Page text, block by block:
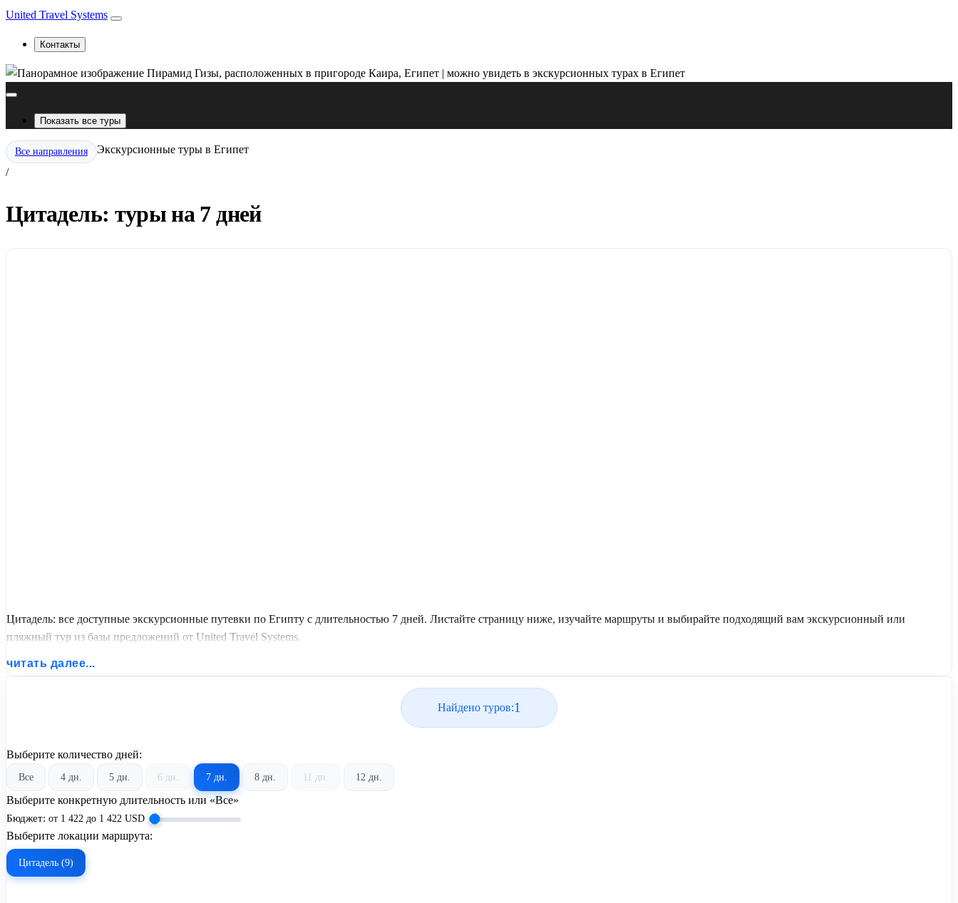
United Travel Systems
Контакты
Показать все туры
Все направления
/
Экскурсионные туры в Египет
Цитадель: туры на 7 дней
Цитадель: все доступные экскурсионные путевки по Египту с длительностью 7 дней. Листайте страницу ниже, изучайте маршруты и выбирайте подходящий вам экскурсионный или
пляжный тур из базы предложений от United Travel Systems.
читать далее...
Найдено туров:1
Выберите количество дней:
Все 4 дн. 5 дн. 6 дн. 7 дн. 8 дн. 11 дн. 12 дн.
Выберите конкретную длительность или «Все»
Бюджет: от 1 422 до 1 422 USD
Выберите локации маршрута:
Цитадель (9)